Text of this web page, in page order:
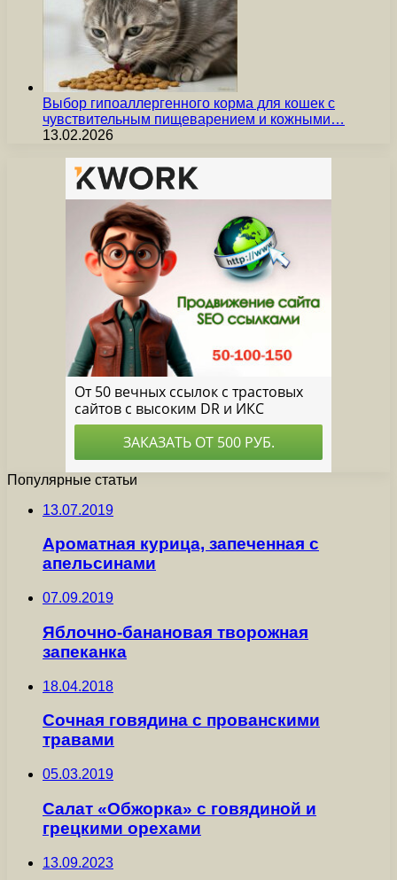
Выбор гипоаллергенного корма для кошек с
чувствительным пищеварением и кожными…
13.02.2026
Популярные статьи
13.07.2019
Ароматная курица, запеченная с
апельсинами
07.09.2019
Яблочно-банановая творожная
запеканка
18.04.2018
Сочная говядина с прованскими
травами
05.03.2019
Салат «Обжорка» с говядиной и
грецкими орехами
13.09.2023